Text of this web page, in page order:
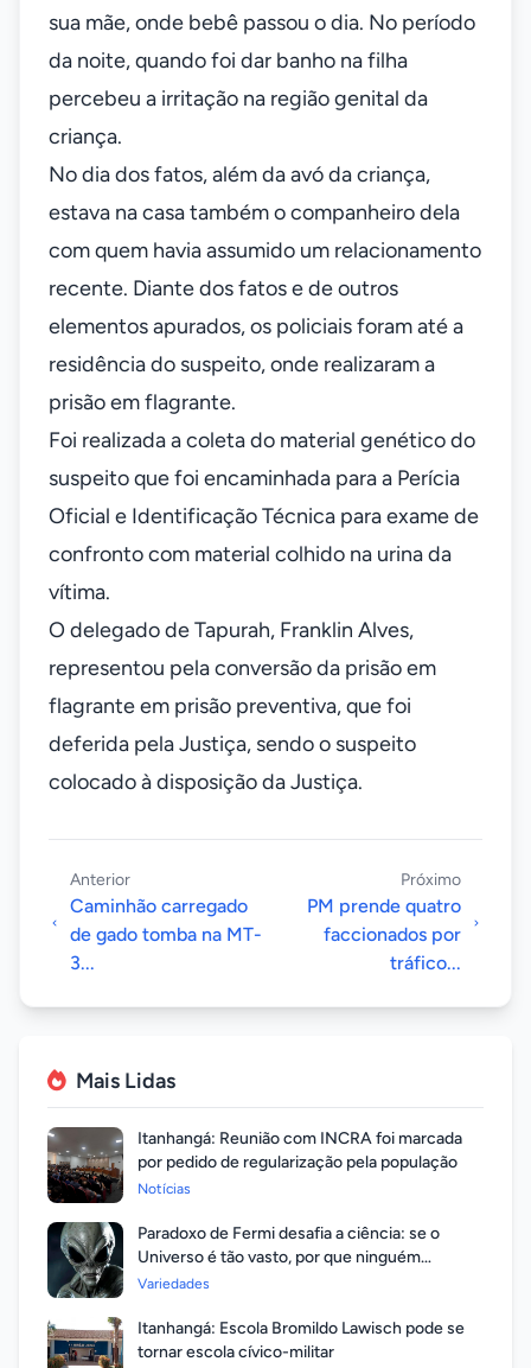
sua mãe, onde bebê passou o dia. No período
da noite, quando foi dar banho na filha
percebeu a irritação na região genital da
criança.
No dia dos fatos, além da avó da criança,
estava na casa também o companheiro dela
com quem havia assumido um relacionamento
recente. Diante dos fatos e de outros
elementos apurados, os policiais foram até a
residência do suspeito, onde realizaram a
prisão em flagrante.
Foi realizada a coleta do material genético do
suspeito que foi encaminhada para a Perícia
Oficial e Identificação Técnica para exame de
confronto com material colhido na urina da
vítima.
O delegado de Tapurah, Franklin Alves,
representou pela conversão da prisão em
flagrante em prisão preventiva, que foi
deferida pela Justiça, sendo o suspeito
colocado à disposição da Justiça.
Anterior
Caminhão carregado
de gado tomba na MT-
3...
Próximo
PM prende quatro
faccionados por
tráfico...
Mais Lidas
Itanhangá: Reunião com INCRA foi marcada
por pedido de regularização pela população
Notícias
Paradoxo de Fermi desafia a ciência: se o
Universo é tão vasto, por que ninguém
respondeu?
Variedades
Itanhangá: Escola Bromildo Lawisch pode se
tornar escola cívico-militar